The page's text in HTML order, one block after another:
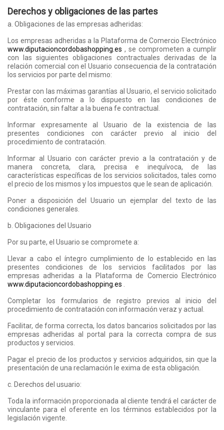
Derechos y obligaciones de las partes
a. Obligaciones de las empresas adheridas:
Los empresas adheridas a la Plataforma de Comercio Electrónico
www.diputacioncordobashopping.es , se comprometen a cumplir
con las siguientes obligaciones contractuales derivadas de la
relación comercial con el Usuario consecuencia de la contratación
los servicios por parte del mismo:
Prestar con las máximas garantías al Usuario, el servicio solicitado
por éste conforme a lo dispuesto en las condiciones de
contratación, sin faltar a la buena fe contractual.
Informar expresamente al Usuario de la existencia de las
presentes condiciones con carácter previo al inicio del
procedimiento de contratación.
Informar al Usuario con carácter previo a la contratación y de
manera concreta, clara, precisa e inequívoca, de las
características específicas de los servicios solicitados, tales como
el precio de los mismos y los impuestos que le sean de aplicación.
Poner a disposición del Usuario un ejemplar del texto de las
condiciones generales.
b. Obligaciones del Usuario
Por su parte, el Usuario se compromete a:
Llevar a cabo el íntegro cumplimiento de lo establecido en las
presentes condiciones de los servicios facilitados por las
empresas adheridas a la Plataforma de Comercio Electrónico
www.diputacioncordobashopping.es
Completar los formularios de registro previos al inicio del
procedimiento de contratación con información veraz y actual.
Facilitar, de forma correcta, los datos bancarios solicitados por las
empresas adheridas al portal para la correcta compra de sus
productos y servicios.
Pagar el precio de los productos y servicios adquiridos, sin que la
presentación de una reclamación le exima de esta obligación.
c. Derechos del usuario:
Toda la información proporcionada al cliente tendrá el carácter de
vinculante para el oferente en los términos establecidos por la
legislación vigente.